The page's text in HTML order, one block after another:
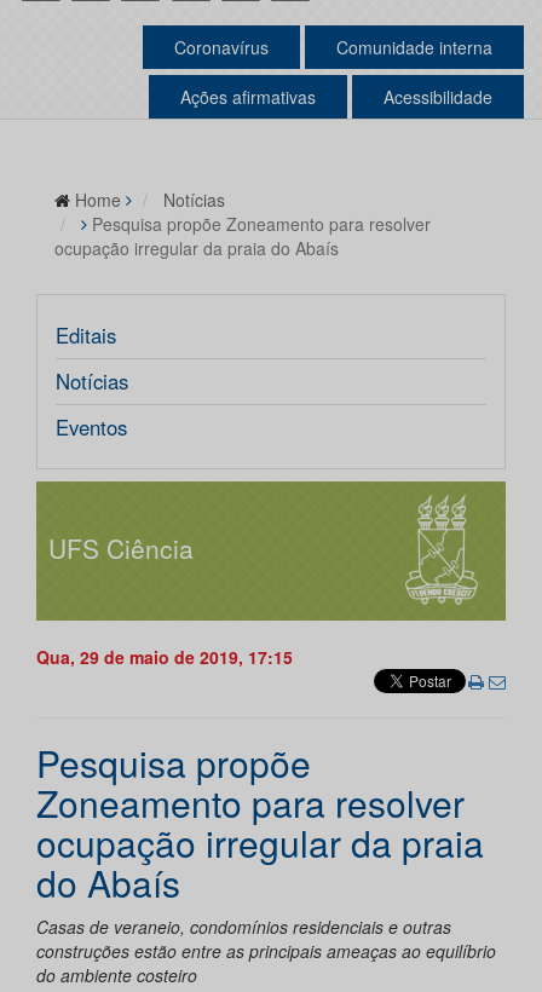
Coronavírus Comunidade interna
Ações afirmativas Acessibilidade
Home
Notícias
Pesquisa propõe Zoneamento para resolver
ocupação irregular da praia do Abaís
Editais
Notícias
Eventos
UFS Ciência
Qua, 29 de maio de 2019, 17:15
Pesquisa propõe
Zoneamento para resolver
ocupação irregular da praia
do Abaís
Casas de veraneio, condomínios residenciais e outras
construções estão entre as principais ameaças ao equilíbrio
do ambiente costeiro